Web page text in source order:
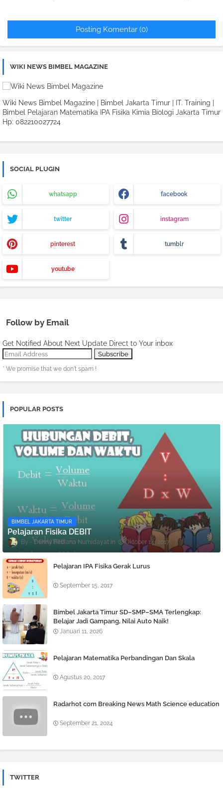
Posting Komentar (0)
WIKI NEWS BIMBEL MAGAZINE
Wiki News Bimbel Magazine | Bimbel Jakarta Timur | IT. Training |
Bimbel Pelajaran Matematika IPA Fisika Kimia Biologi Jakarta Timur
Hp: 082210027724
SOCIAL PLUGIN
whatsapp facebook
twitter instagram
pinterest tumblr
youtube
Follow by Email
Get Notified About Next Update Direct to Your inbox
* We promise that we don't spam !
POPULAR POSTS
BIMBEL JAKARTA TIMUR
Pelajaran Fisika DEBIT
Denny Febiana Nurhidayat Oktober 14, 2017
Pelajaran IPA Fisika Gerak Lurus
September 15, 2017
Bimbel Jakarta Timur SD–SMP–SMA Terlengkap:
Belajar Jadi Gampang, Nilai Auto Naik!
Januari 11, 2026
Pelajaran Matematika Perbandingan Dan Skala
Agustus 20, 2017
Radarhot com Breaking News Math Science education
September 21, 2024
TWITTER